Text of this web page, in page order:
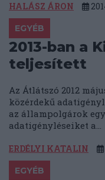
HALÁSZ ÁRON
EGYÉB
2013-ban a
teljesített
Az Átlátszó 2012
közérdekű
az állampolgárok
adatigényléseiket a...
ERDÉLYI KATALIN
EGYÉB